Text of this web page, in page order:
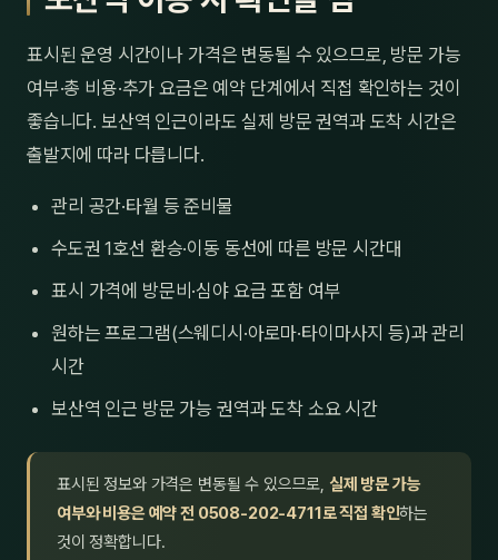
표시된 운영 시간이나 가격은 변동될 수 있으므로, 방문 가능
여부·총 비용·추가 요금은 예약 단계에서 직접 확인하는 것이
좋습니다. 보산역 인근이라도 실제 방문 권역과 도착 시간은
출발지에 따라 다릅니다.
관리 공간·타월 등 준비물
수도권 1호선 환승·이동 동선에 따른 방문 시간대
표시 가격에 방문비·심야 요금 포함 여부
원하는 프로그램(스웨디시·아로마·타이마사지 등)과 관리
시간
보산역 인근 방문 가능 권역과 도착 소요 시간
표시된 정보와 가격은 변동될 수 있으므로, 실제 방문 가능
여부와 비용은 예약 전 0508-202-4711로 직접 확인하는
것이 정확합니다.